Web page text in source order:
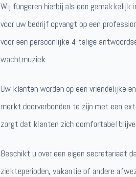
Wij fungeren hierbij als een gemakkelijk
voor uw bedrijf opvangt op een
voor een persoonlijke 4-talige
wachtmuziek.
Uw klanten worden op een vriendelijke
merkt doorverbonden te zijn met een
zorgt dat klanten zich comfortabel
Beschikt u over een eigen secretariaat
ziekteperioden, vakantie of andere